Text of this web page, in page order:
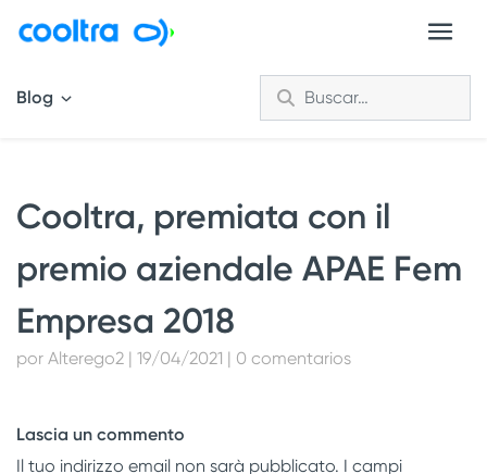
Blog
Cooltra, premiata con il
premio aziendale APAE Fem
Empresa 2018
por Alterego2 | 19/04/2021 | 0 comentarios
Lascia un commento
Il tuo indirizzo email non sarà pubblicato. I campi